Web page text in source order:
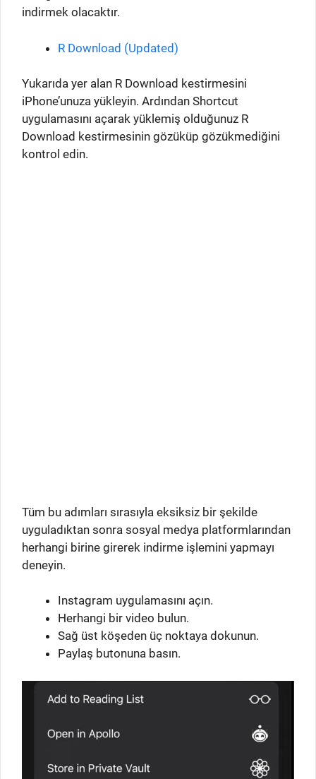
indirmek olacaktır.
R Download (Updated)
Yukarıda yer alan R Download kestirmesini
iPhone’unuza yükleyin. Ardından Shortcut
uygulamasını açarak yüklemiş olduğunuz R
Download kestirmesinin gözüküp gözükmediğini
kontrol edin.
Tüm bu adımları sırasıyla eksiksiz bir şekilde
uyguladıktan sonra sosyal medya platformlarından
herhangi birine girerek indirme işlemini yapmayı
deneyin.
Instagram uygulamasını açın.
Herhangi bir video bulun.
Sağ üst köşeden üç noktaya dokunun.
Paylaş butonuna basın.